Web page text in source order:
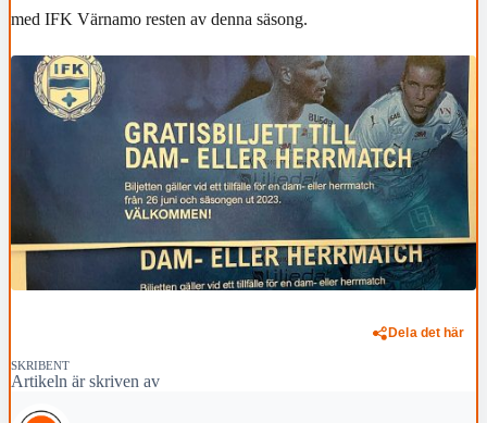
med IFK Värnamo resten av denna säsong.
Dela det här
SKRIBENT
Artikeln är skriven av